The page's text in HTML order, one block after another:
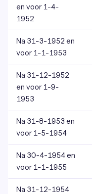
en voor 1-4-
1952
Na 31-3-1952 en
voor 1-1-1953
Na 31-12-1952
en voor 1-9-
1953
Na 31-8-1953 en
voor 1-5-1954
Na 30-4-1954 en
voor 1-1-1955
Na 31-12-1954